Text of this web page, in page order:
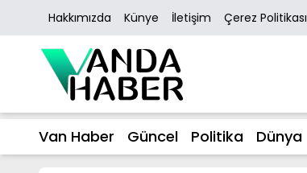
Hakkımızda Künye İletişim Çerez Politikası
Van Haber Güncel Politika Dünya